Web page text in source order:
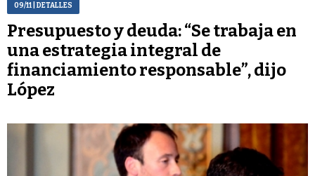
09/11| DETALLES
Presupuesto y deuda: “Se trabaja en
una estrategia integral de
financiamiento responsable”, dijo
López